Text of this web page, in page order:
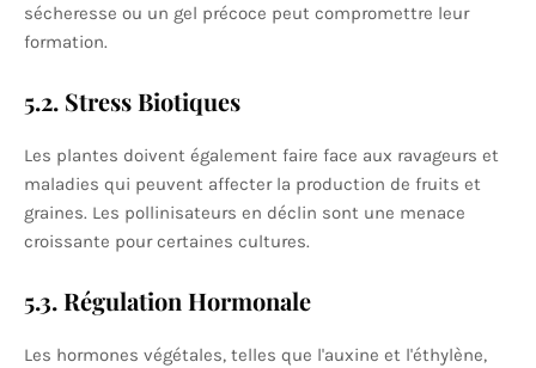
sécheresse ou un gel précoce peut compromettre leur
formation.
5.2. Stress Biotiques
Les plantes doivent également faire face aux ravageurs et
maladies qui peuvent affecter la production de fruits et
graines. Les pollinisateurs en déclin sont une menace
croissante pour certaines cultures.
5.3. Régulation Hormonale
Les hormones végétales, telles que l'auxine et l'éthylène,